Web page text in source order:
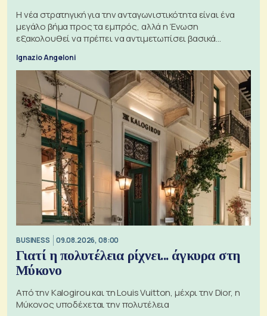
Η νέα στρατηγική για την ανταγωνιστικότητα είναι ένα
μεγάλο βήμα προς τα εμπρός, αλλά η Ένωση
εξακολουθεί να πρέπει να αντιμετωπίσει βασικά
Ignazio Angeloni
BUSINESS 09.08.2026, 08:00
Γιατί η πολυτέλεια ρίχνει... άγκυρα στη
Μύκονο
Από την Kalogirou και τη Louis Vuitton, μέχρι την Dior, η
Μύκονος υποδέχεται την πολυτέλεια